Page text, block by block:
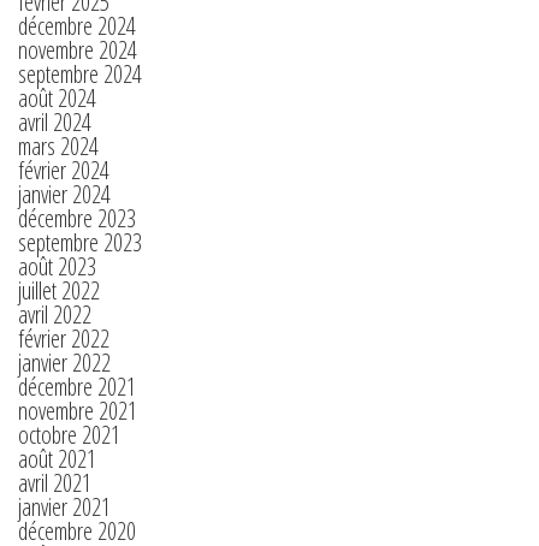
décembre 2024
novembre 2024
septembre 2024
août 2024
avril 2024
mars 2024
février 2024
janvier 2024
décembre 2023
septembre 2023
août 2023
juillet 2022
avril 2022
février 2022
janvier 2022
décembre 2021
novembre 2021
octobre 2021
août 2021
avril 2021
janvier 2021
décembre 2020